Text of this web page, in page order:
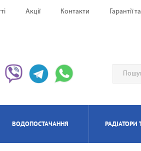
Акції Контакти Гарантії
ВОДОПОСТАЧАННЯ РАДІАТОРИ